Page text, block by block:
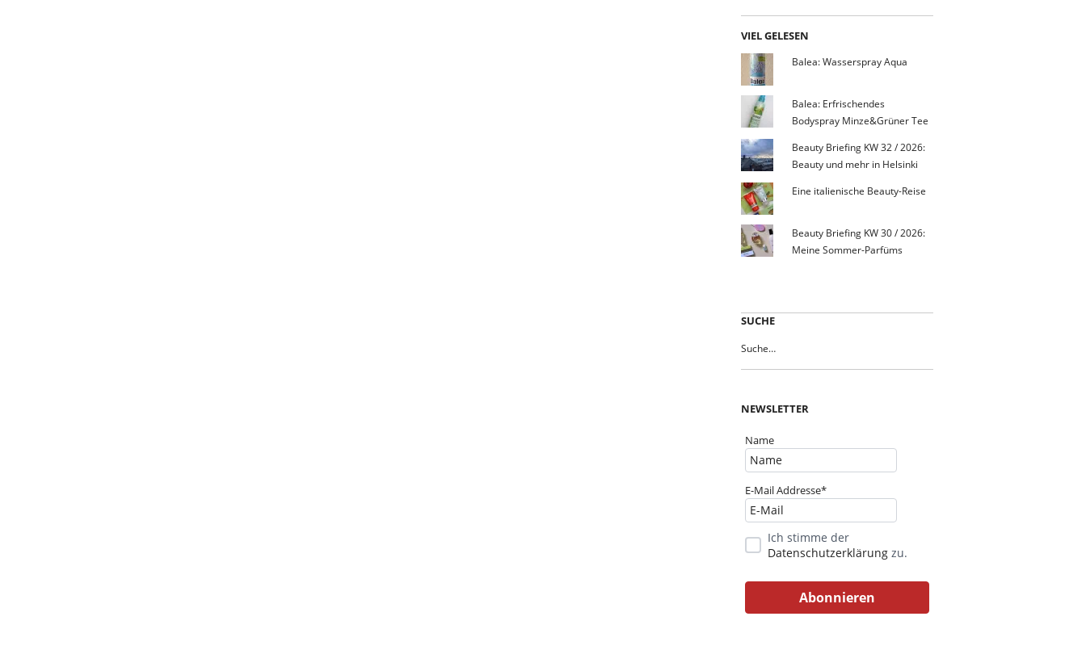
VIEL GELESEN
Balea: Wasserspray Aqua
Balea: Erfrischendes
Bodyspray Minze&Grüner Tee
Beauty Briefing KW 32 / 2026:
Beauty und mehr in Helsinki
Eine italienische Beauty-Reise
Beauty Briefing KW 30 / 2026:
Meine Sommer-Parfüms
SUCHE
NEWSLETTER
Name
E-Mail Addresse*
Ich stimme der
Datenschutzerklärung zu.